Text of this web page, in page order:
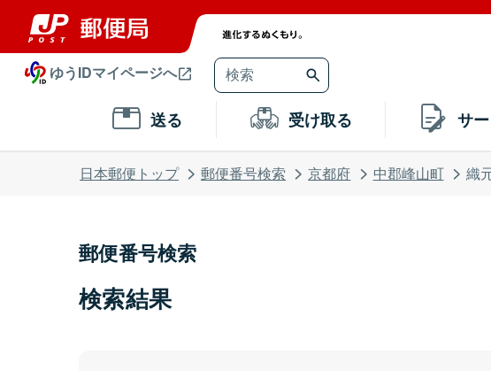
ゆうIDマイページへ
送る 受け取る サ
日本郵便トップ 郵便番号検索 京都府 中郡峰山町 織
郵便番号検索
検索結果